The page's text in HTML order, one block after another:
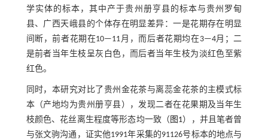
学实体的标本，其中产于贵州册亨县的标本与贵州罗甸
县、广西天峨县的个体存在明显差异：一是花期存在明显
间断，前者花期在10—11月，而后者花期均在3—4月；二
是前者当年生枝呈灰白色，而后者当年生枝为淡红色至紫
红色。
同时，本研究对比了贵州金花茶与离蕊金花茶的主模式标
本（产地均为贵州册亨县），发现二者在花果期及当年生
枝颜色、花丝离生程度等形态均一致（ 图1），并且笔者曾
与张文驹沟通，证实他1991年采集的91126号标本的地点与